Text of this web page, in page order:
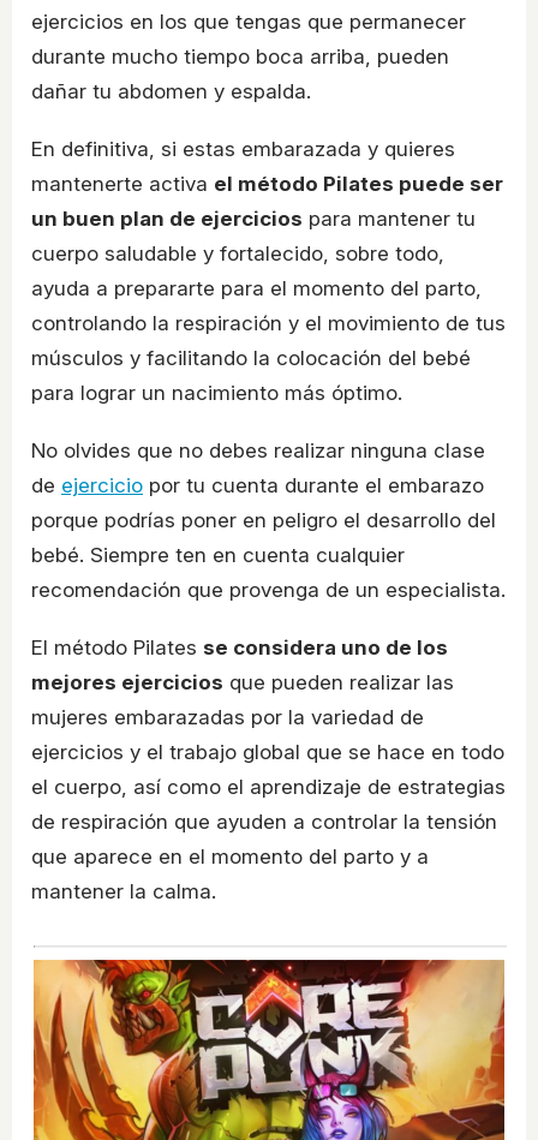
ejercicios en los que tengas que permanecer
durante mucho tiempo boca arriba, pueden
dañar tu abdomen y espalda.
En definitiva, si estas embarazada y quieres
mantenerte activa el método Pilates puede ser
un buen plan de ejercicios para mantener tu
cuerpo saludable y fortalecido, sobre todo,
ayuda a prepararte para el momento del parto,
controlando la respiración y el movimiento de tus
músculos y facilitando la colocación del bebé
para lograr un nacimiento más óptimo.
No olvides que no debes realizar ninguna clase
de ejercicio por tu cuenta durante el embarazo
porque podrías poner en peligro el desarrollo del
bebé. Siempre ten en cuenta cualquier
recomendación que provenga de un especialista.
El método Pilates se considera uno de los
mejores ejercicios que pueden realizar las
mujeres embarazadas por la variedad de
ejercicios y el trabajo global que se hace en todo
el cuerpo, así como el aprendizaje de estrategias
de respiración que ayuden a controlar la tensión
que aparece en el momento del parto y a
mantener la calma.